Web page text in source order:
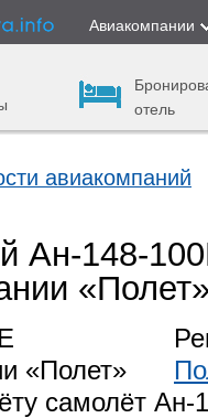
Авиакомпании
отель
авиакомпаний
Ан-148-
«Полет»
самолёт